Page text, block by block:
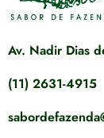
Av. Nadir Dias
(11) 2631-4915